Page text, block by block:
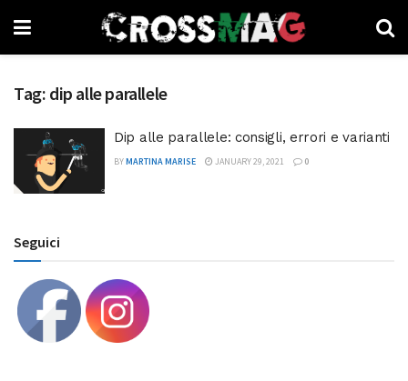
Tag: dip alle parallele
Dip alle parallele: consigli, errori e varianti
BYMARTINA MARISE JANUARY 29, 2021 0
Seguici